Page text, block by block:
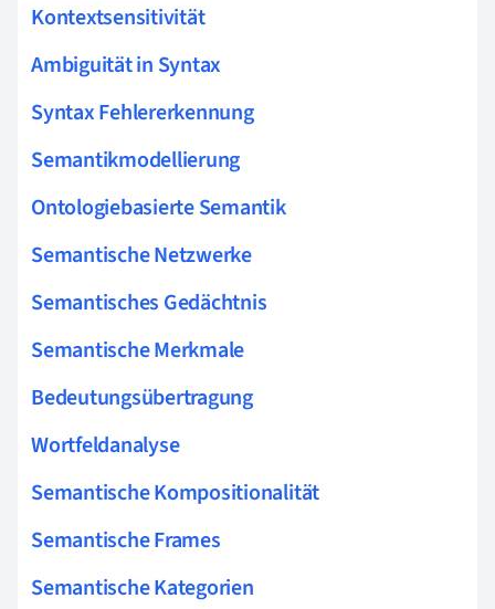
Kontextsensitivität
Ambiguität in Syntax
Syntax Fehlererkennung
Semantikmodellierung
Ontologiebasierte Semantik
Semantische Netzwerke
Semantisches Gedächtnis
Semantische Merkmale
Bedeutungsübertragung
Wortfeldanalyse
Semantische Kompositionalität
Semantische Frames
Semantische Kategorien